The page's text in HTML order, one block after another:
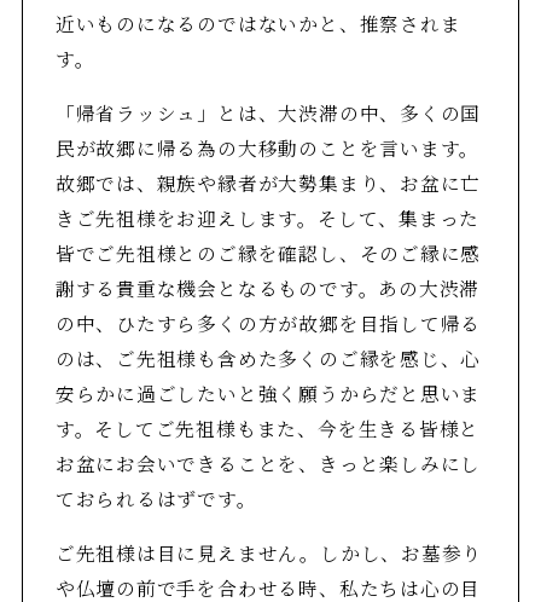
近いものになるのではないかと、推察されま
す。
「帰省ラッシュ」とは、大渋滞の中、多くの国
民が故郷に帰る為の大移動のことを言います。
故郷では、親族や縁者が大勢集まり、お盆に亡
きご先祖様をお迎えします。そして、集まった
皆でご先祖様とのご縁を確認し、そのご縁に感
謝する貴重な機会となるものです。あの大渋滞
の中、ひたすら多くの方が故郷を目指して帰る
のは、ご先祖様も含めた多くのご縁を感じ、心
安らかに過ごしたいと強く願うからだと思いま
す。そしてご先祖様もまた、今を生きる皆様と
お盆にお会いできることを、きっと楽しみにし
ておられるはずです。
ご先祖様は目に見えません。しかし、お墓参り
や仏壇の前で手を合わせる時、私たちは心の目